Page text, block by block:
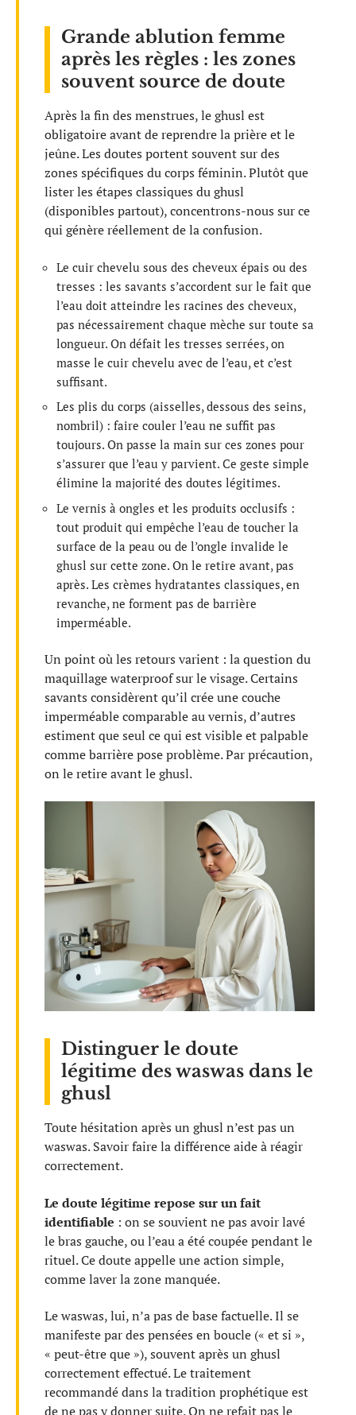
Grande ablution femme
après les règles : les zones
souvent source de doute
Après la fin des menstrues, le ghusl est
obligatoire avant de reprendre la prière et le
jeûne. Les doutes portent souvent sur des
zones spécifiques du corps féminin. Plutôt que
lister les étapes classiques du ghusl
(disponibles partout), concentrons-nous sur ce
qui génère réellement de la confusion.
Le cuir chevelu sous des cheveux épais ou des
tresses : les savants s’accordent sur le fait que
l’eau doit atteindre les racines des cheveux,
pas nécessairement chaque mèche sur toute sa
longueur. On défait les tresses serrées, on
masse le cuir chevelu avec de l’eau, et c’est
suffisant.
Les plis du corps (aisselles, dessous des seins,
nombril) : faire couler l’eau ne suffit pas
toujours. On passe la main sur ces zones pour
s’assurer que l’eau y parvient. Ce geste simple
élimine la majorité des doutes légitimes.
Le vernis à ongles et les produits occlusifs :
tout produit qui empêche l’eau de toucher la
surface de la peau ou de l’ongle invalide le
ghusl sur cette zone. On le retire avant, pas
après. Les crèmes hydratantes classiques, en
revanche, ne forment pas de barrière
imperméable.
Un point où les retours varient : la question du
maquillage waterproof sur le visage. Certains
savants considèrent qu’il crée une couche
imperméable comparable au vernis, d’autres
estiment que seul ce qui est visible et palpable
comme barrière pose problème. Par précaution,
on le retire avant le ghusl.
Distinguer le doute
légitime des waswas dans le
ghusl
Toute hésitation après un ghusl n’est pas un
waswas. Savoir faire la différence aide à réagir
correctement.
Le doute légitime repose sur un fait
identifiable : on se souvient ne pas avoir lavé
le bras gauche, ou l’eau a été coupée pendant le
rituel. Ce doute appelle une action simple,
comme laver la zone manquée.
Le waswas, lui, n’a pas de base factuelle. Il se
manifeste par des pensées en boucle (« et si »,
« peut-être que »), souvent après un ghusl
correctement effectué. Le traitement
recommandé dans la tradition prophétique est
de ne pas y donner suite. On ne refait pas le